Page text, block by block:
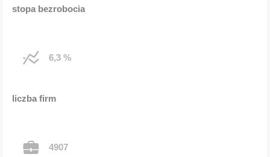
stopa bezrobocia
6,3 %
liczba firm
4907